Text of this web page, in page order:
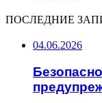
ПОСЛЕДНИЕ
04.06.2026